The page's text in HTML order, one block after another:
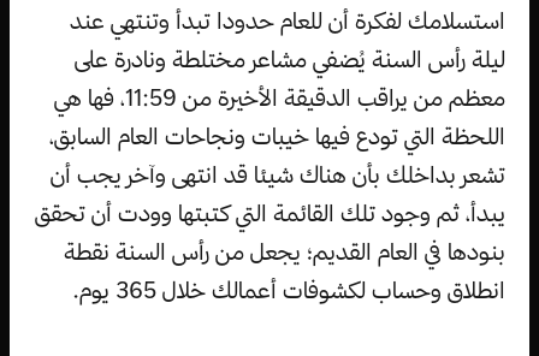
استسلامك لفكرة أن للعام حدودا تبدأ وتنتهي عند
ليلة رأس السنة يُضفي مشاعر مختلطة ونادرة على
معظم من يراقب الدقيقة الأخيرة من 11:59، فها هي
اللحظة التي تودع فيها خيبات ونجاحات العام السابق،
تشعر بداخلك بأن هناك شيئا قد انتهى وآخر يجب أن
يبدأ، ثم وجود تلك القائمة التي كتبتها وودت أن تحقق
بنودها في العام القديم؛ يجعل من رأس السنة نقطة
انطلاق وحساب لكشوفات أعمالك خلال 365 يوم.